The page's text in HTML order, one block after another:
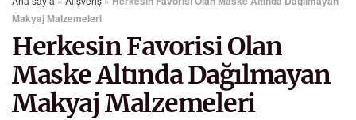
Makyaj Malzemeleri
Herkesin Favorisi Olan
Maske Altında Dağılmayan
Makyaj Malzemeleri